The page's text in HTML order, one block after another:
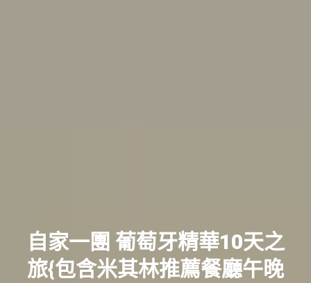
自家一團 葡萄牙精華10天之
旅{包含米其林推薦餐廳午晚